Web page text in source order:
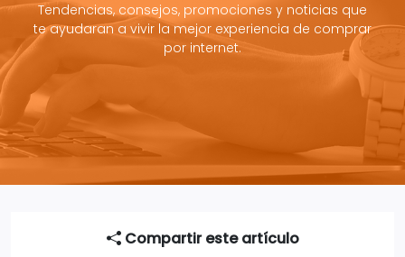
Tendencias, consejos, promociones y noticias que
te ayudaran a vivir la mejor experiencia de comprar
por internet.
Compartir este artículo